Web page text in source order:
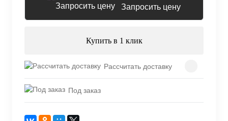
Запросить цену
Купить в 1 клик
Рассчитать доставку
Под заказ